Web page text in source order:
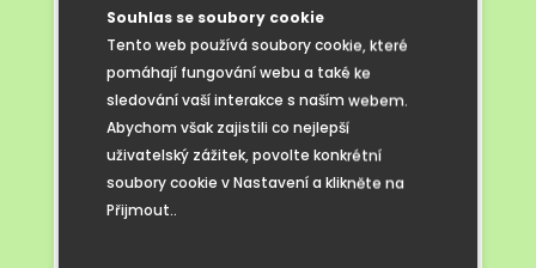
Souhlas se soubory cookie
Tento web používá soubory cookie, které
pomáhají fungování webu a také ke
sledování vaší interakce s naším webem.
Abychom však zajistili co nejlepší
uživatelský zážitek, povolte konkrétní
soubory cookie v Nastavení a klikněte na
Přijmout..
pravidelně zalévat a sledovat růst rostlin.
Zjišťují, že bez pletí a údržby záhonku
se rostlinám nebude dařit. Tyto aktivity je
vedou k trpělivosti, pečlivosti a pocitu
odpovědnosti za výsledek své práce. Navíc
si děti přirozeně osvojí principy ekologie –
poznávají koloběh přírody, význam půdy
pro život a potřebu chránit životní